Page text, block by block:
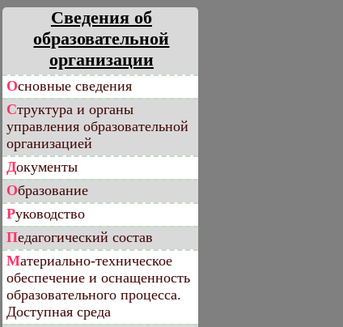
Сведения об
образовательной
организации
Основные сведения
Структура и органы
управления образовательной
организацией
Документы
Образование
Руководство
Педагогический состав
Материально-техническое
обеспечение и оснащенность
образовательного процесса.
Доступная среда